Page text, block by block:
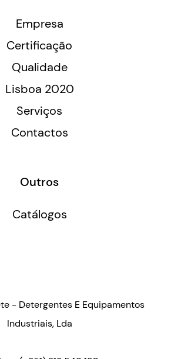
Empresa
Certificação
Qualidade
Lisboa 2020
Serviços
Contactos
Outros
Catálogos
- Detergentes E Equipamentos
Industriais, Lda